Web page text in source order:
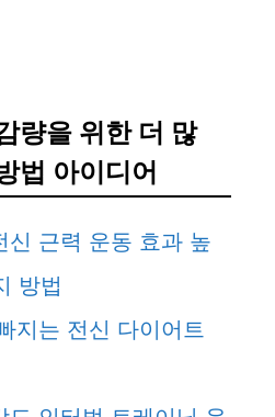
량을 위한 더 많
법 아이디어
신 근력 운동 효과 높
방법
지는 전신 다이어트